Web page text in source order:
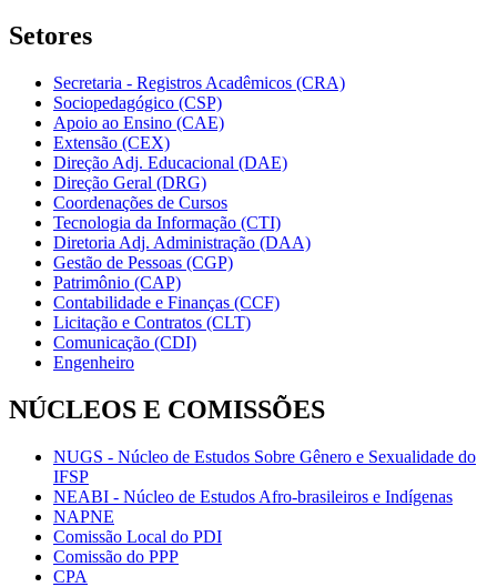
Setores
Secretaria - Registros Acadêmicos (CRA)
Sociopedagógico (CSP)
Apoio ao Ensino (CAE)
Extensão (CEX)
Direção Adj. Educacional (DAE)
Direção Geral (DRG)
Coordenações de Cursos
Tecnologia da Informação (CTI)
Diretoria Adj. Administração (DAA)
Gestão de Pessoas (CGP)
Patrimônio (CAP)
Contabilidade e Finanças (CCF)
Licitação e Contratos (CLT)
Comunicação (CDI)
Engenheiro
NÚCLEOS E COMISSÕES
NUGS - Núcleo de Estudos Sobre Gênero e Sexualidade do
IFSP
NEABI - Núcleo de Estudos Afro-brasileiros e Indígenas
NAPNE
Comissão Local do PDI
Comissão do PPP
CPA